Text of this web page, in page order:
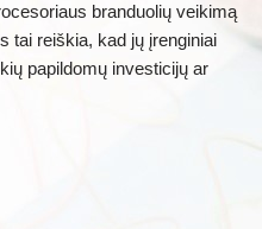
branduolių veikimą
tai reiškia, kad jų įrenginiai
papildomų investicijų ar